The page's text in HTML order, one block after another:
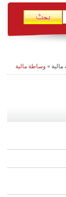
» وساطة مالية